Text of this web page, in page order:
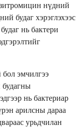
нүдний
будаг хэрэглэхээс
нь бактери
бол эмчилгээ
будагны
нь бактериар
арилсны дараа
урьдчилан